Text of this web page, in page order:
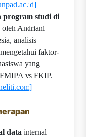
program studi di
oleh Andriani
analisis
faktor-
yang
vs FKIP.
data internal